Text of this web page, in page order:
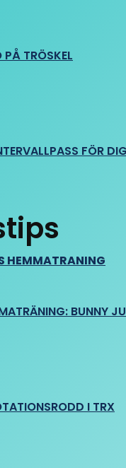
PÅ TRÖSKEL
FÖR
BUNNY
I TRX